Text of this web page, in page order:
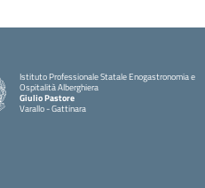
Istituto Professionale Statale Enogastronomia e
Ospitalità Alberghiera
Giulio Pastore
Varallo - Gattinara